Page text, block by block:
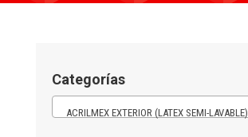
Categorías
ACRILMEX EXTERIOR (LATEX SEMI-LAVABLE)